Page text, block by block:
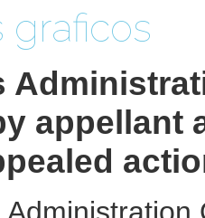
graficos
appellant